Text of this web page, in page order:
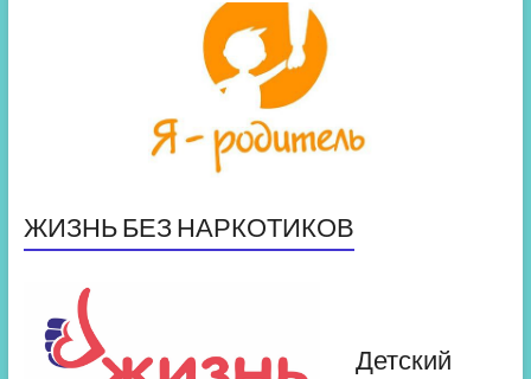
ЖИЗНЬ БЕЗ НАРКОТИКОВ
Детский